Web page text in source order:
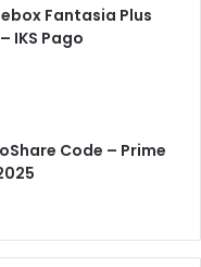
Fantasia Plus
IKS Pago
Code – Prime